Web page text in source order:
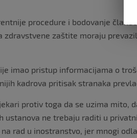
procedure i bodovanje
zdravstvene zaštite moraju
imao pristup informacijama o
kadrova pritisak stranaka
protiv toga da se uzima mito,
ustanova ne trebaju raditi u
rad u inostranstvo, jer mnogi